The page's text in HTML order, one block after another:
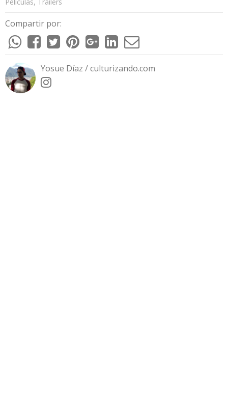
Compartir por:
Yosue Díaz / culturizando.com